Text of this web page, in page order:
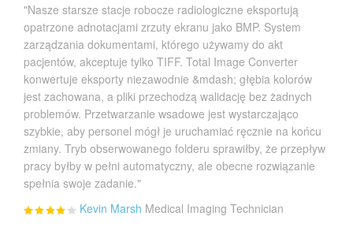
"Nasze starsze stacje robocze radiologiczne eksportują
opatrzone adnotacjami zrzuty ekranu jako BMP. System
zarządzania dokumentami, którego używamy do akt
pacjentów, akceptuje tylko TIFF. Total Image Converter
konwertuje eksporty niezawodnie &mdash; głębia kolorów
jest zachowana, a pliki przechodzą walidację bez żadnych
problemów. Przetwarzanie wsadowe jest wystarczająco
szybkie, aby personel mógł je uruchamiać ręcznie na końcu
zmiany. Tryb obserwowanego folderu sprawiłby, że przepływ
pracy byłby w pełni automatyczny, ale obecne rozwiązanie
spełnia swoje zadanie."
Kevin Marsh Medical Imaging Technician